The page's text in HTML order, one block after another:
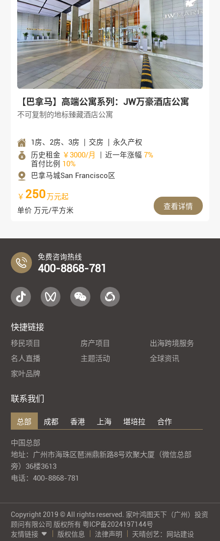
【巴拿马】高端公寓系列：JW万豪酒店公寓
不可复制的地标臻藏酒店公寓
1房、2房、3房 交房
永久产权
历史租金 ￥3000/月 近一年涨幅7%
首付比例 10%
巴拿马城San Francisco区
￥ 250万元起
单价 万元/平方米
查看详情
免费咨询热线
400-8868-781
快捷链接
移民项目 房产项目
出海跨境服务
名人直播
主题活动
全球资讯
家叶品牌
联系我们
总部 成都 香港 上海 堪培拉 合作
中国总部
地址：广州市海珠区琶洲鼎新路8号欢聚大厦（微信总部
旁）36楼3613
电话：400-8868-781
Copyright 2019 © All rights reserved. 家叶鸿图天下（广州）投资
顾问有限公司 版权所有 粤ICP备2024197144号
友情链接
版权信息 法律声明 天晴创艺： 网站建设